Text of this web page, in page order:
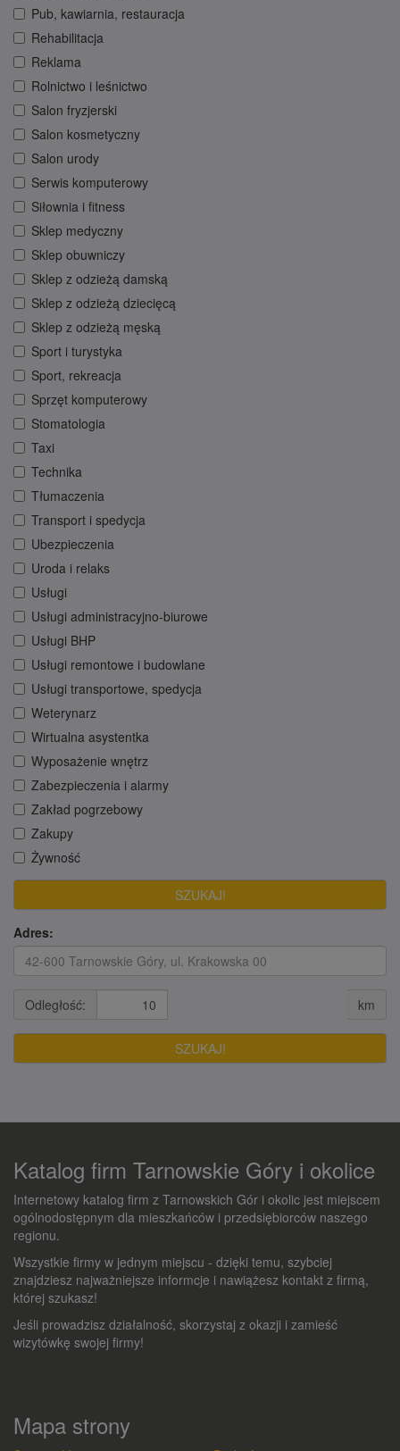
Pub, kawiarnia, restauracja
Rehabilitacja
Reklama
Rolnictwo i leśnictwo
Salon fryzjerski
Salon kosmetyczny
Salon urody
Serwis komputerowy
Siłownia i fitness
Sklep medyczny
Sklep obuwniczy
Sklep z odzieżą damską
Sklep z odzieżą dziecięcą
Sklep z odzieżą męską
Sport i turystyka
Sport, rekreacja
Sprzęt komputerowy
Stomatologia
Taxi
Technika
Tłumaczenia
Transport i spedycja
Ubezpieczenia
Uroda i relaks
Usługi
Usługi administracyjno-biurowe
Usługi BHP
Usługi remontowe i budowlane
Usługi transportowe, spedycja
Weterynarz
Wirtualna asystentka
Wyposażenie wnętrz
Zabezpieczenia i alarmy
Zakład pogrzebowy
Zakupy
Żywność
Adres:
Odległość: km
Katalog firm Tarnowskie Góry i okolice
Internetowy katalog firm z Tarnowskich Gór i okolic jest miejscem
ogólnodostępnym dla mieszkańców i przedsiębiorców naszego
regionu.
Wszystkie firmy w jednym miejscu - dzięki temu, szybciej
znajdziesz najważniejsze informcje i nawiążesz kontakt z firmą,
której szukasz!
Jeśli prowadzisz działalność, skorzystaj z okazji i zamieść
wizytówkę swojej firmy!
Mapa strony